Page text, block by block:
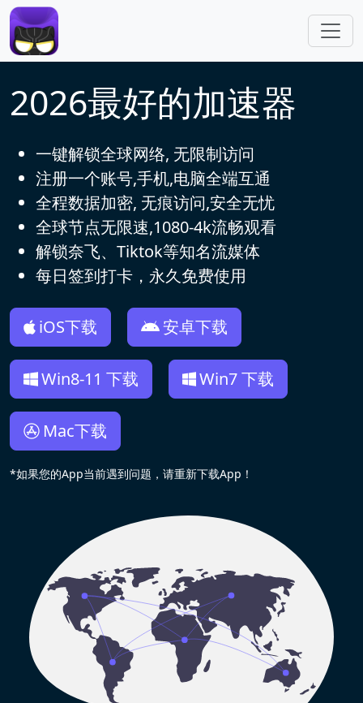
跳转到主要内容
2026最好的加速器
一键解锁全球网络, 无限制访问
注册一个账号,手机,电脑全端互通
全程数据加密, 无痕访问,安全无忧
全球节点无限速,1080-4k流畅观看
解锁奈飞、Tiktok等知名流媒体
每日签到打卡，永久免费使用
iOS下载 安卓下载
Win8-11 下载 Win7 下载
Mac下载
*如果您的App当前遇到问题，请重新下载App！